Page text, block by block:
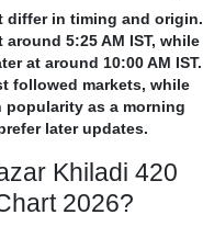
differ in timing and origin.
5:25 AM IST, while
at around 10:00 AM IST.
followed markets, while
popularity as a morning
later updates.
Khiladi 420
2026?